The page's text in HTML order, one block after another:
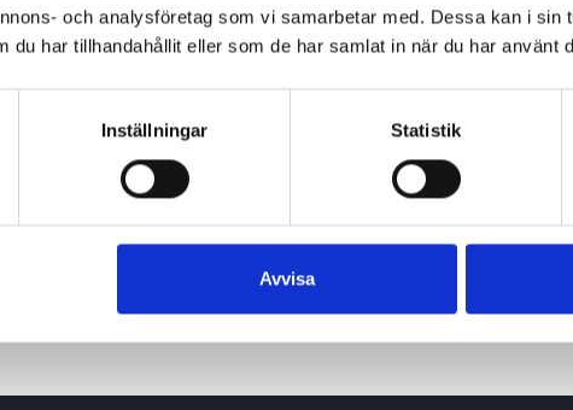
och analysföretag som vi samarbetar med. Dessa kan i sin
du har tillhandahållit eller som de har samlat in när du har använt
Inställningar Statistik
Avvisa